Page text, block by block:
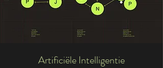
Artificiële Intelligentie